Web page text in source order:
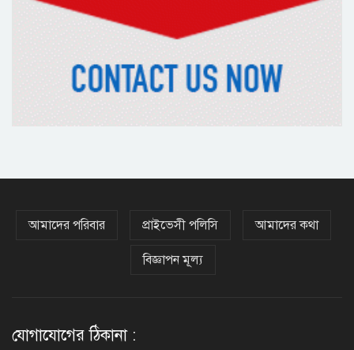
দুর্নীতিমুক্ত প্রশাসন গড়াই সরকারের মূল
নেসকো কেন, কোনো কিছুই রাজশাহী থেকে
করতে পুলিশের বিশেষ অভিযানে
আমাদের পরিবার প্রাইভেসী পলিসি আমাদের কথা
বিজ্ঞাপন মূল্য
যোগাযোগের ঠিকানা :